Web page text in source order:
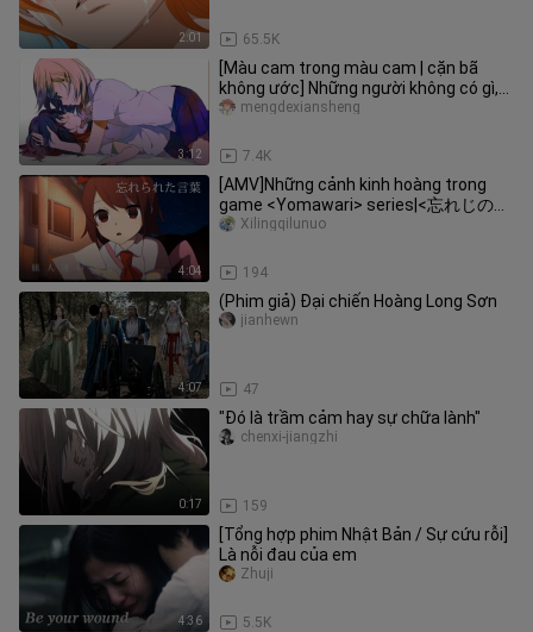
2:01 65.5K
3:12
[Màu cam trong màu cam | cặn bã
không ước] Những người không có gì,
thậm chí không biết cô đơn.
7.4K
mengdexiansheng
4:04
[AMV]Những cảnh kinh hoàng trong
game <Yomawari> series|<忘れじの言
の葉>
194
Xilingqilunuo
4:07
(Phim giả) Đại chiến Hoàng Long Sơn
47
jianhewn
0:17
"Đó là trầm cảm hay sự chữa lành"
159
chenxi-jiangzhi
4:36
[Tổng hợp phim Nhật Bản / Sự cứu rỗi]
Là nỗi đau của em
5.5K
Zhuji